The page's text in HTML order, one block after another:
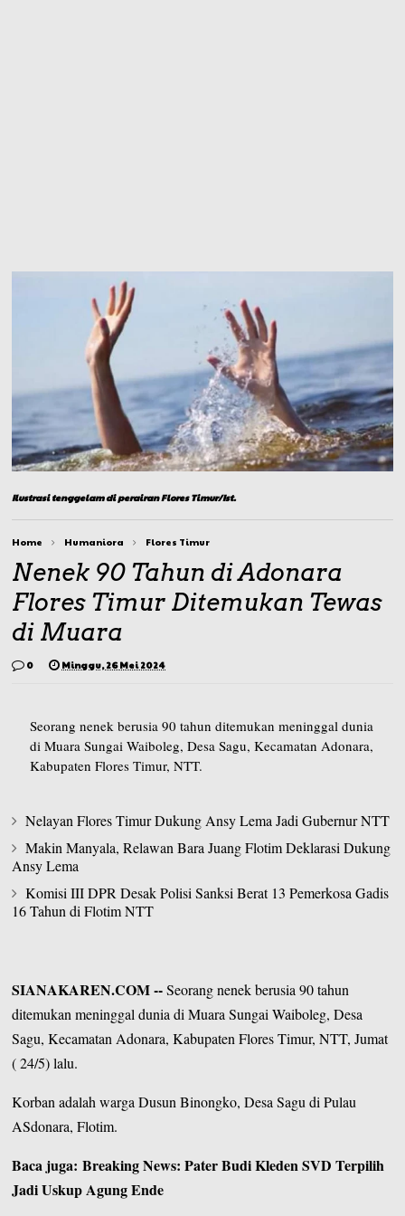
Ilustrasi tenggelam di perairan Flores Timur/Ist.
Home Humaniora Flores Timur
Nenek 90 Tahun di Adonara
Flores Timur Ditemukan Tewas
di Muara
0 Minggu, 26 Mei 2024
Seorang nenek berusia 90 tahun ditemukan meninggal dunia
di Muara Sungai Waiboleg, Desa Sagu, Kecamatan Adonara,
Kabupaten Flores Timur, NTT.
Nelayan Flores Timur Dukung Ansy Lema Jadi Gubernur NTT
Makin Manyala, Relawan Bara Juang Flotim Deklarasi Dukung
Ansy Lema
Komisi III DPR Desak Polisi Sanksi Berat 13 Pemerkosa Gadis
16 Tahun di Flotim NTT
SIANAKAREN.COM--Seorang nenek berusia 90 tahun
ditemukan meninggal dunia di Muara Sungai Waiboleg, Desa
Sagu, Kecamatan Adonara,Kabupaten Flores Timur, NTT, Jumat
( 24/5) lalu.
Korban adalah warga Dusun Binongko, Desa Sagu di Pulau
ASdonara, Flotim.
Baca juga: Breaking News: Pater Budi Kleden SVD Terpilih
Jadi Uskup Agung Ende